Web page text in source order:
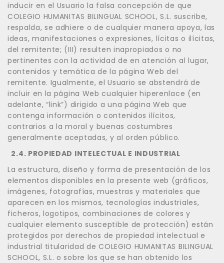
inducir en el Usuario la falsa concepción de que
COLEGIO HUMANITAS BILINGUAL SCHOOL, S.L. suscribe,
respalda, se adhiere o de cualquier manera apoya, las
ideas, manifestaciones o expresiones, lícitas o ilícitas,
del remitente; (III) resulten inapropiados o no
pertinentes con la actividad de en atención al lugar,
contenidos y temática de la página Web del
remitente. Igualmente, el Usuario se abstendrá de
incluir en la página Web cualquier hiperenlace (en
adelante, “link”) dirigido a una página Web que
contenga información o contenidos ilícitos,
contrarios a la moral y buenas costumbres
generalmente aceptadas, y al orden público.
2.4. PROPIEDAD INTELECTUAL E INDUSTRIAL
La estructura, diseño y forma de presentación de los
elementos disponibles en la presente web (gráficos,
imágenes, fotografías, muestras y materiales que
aparecen en los mismos, tecnologías industriales,
ficheros, logotipos, combinaciones de colores y
cualquier elemento susceptible de protección) están
protegidos por derechos de propiedad intelectual e
industrial titularidad de COLEGIO HUMANITAS BILINGUAL
SCHOOL, S.L. o sobre los que se han obtenido los